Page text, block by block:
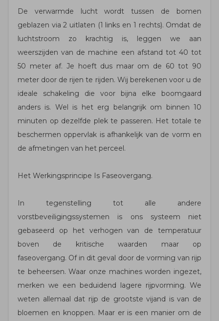
De verwarmde lucht wordt tussen de bomen
geblazen via 2 uitlaten (1 links en 1 rechts). Omdat de
luchtstroom zo krachtig is, leggen we aan
weerszijden van de machine een afstand tot 40 tot
50 meter af. Je hoeft dus maar om de 60 tot 90
meter door de rijen te rijden. Wij berekenen voor u de
ideale schakeling die voor bijna elke boomgaard
anders is. Wel is het erg belangrijk om binnen 10
minuten op dezelfde plek te passeren. Het totale te
beschermen oppervlak is afhankelijk van de vorm en
de afmetingen van het perceel.
Het Werkingsprincipe Is Faseovergang.
In tegenstelling tot alle andere
vorstbeveiligingssystemen is ons systeem niet
gebaseerd op het verhogen van de temperatuur
boven de kritische waarden maar op
faseovergang. Of in dit geval door de vorming van rijp
te beheersen. Waar onze machines worden ingezet,
merken we een beduidend lagere rijpvorming. We
weten allemaal dat rijp de grootste vijand is van de
bloemen en knoppen. Maar er is een manier om de